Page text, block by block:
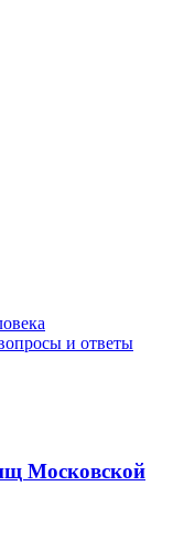
и ответы
Московской